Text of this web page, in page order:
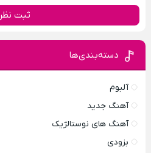
ثبت نظر
دسته‌بندی‌ها
آلبوم
آهنگ جدید
آهنگ های نوستالژیک
بزودی